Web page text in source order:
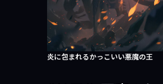
炎に包まれるかっこいい悪魔の王